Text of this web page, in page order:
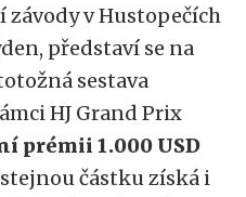
v Hustopečích
představí se na
sestava
HJ Grand Prix
prémii 1.000 USD
částku získá i